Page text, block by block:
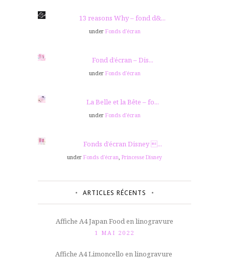
13 reasons Why – fond d&...
under Fonds d'écran
Fond d’écran – Dis...
under Fonds d'écran
La Belle et la Bête – fo...
under Fonds d'écran
Fonds d’écran Disney ...
under Fonds d'écran Princesse Disney
ARTICLES RÉCENTS
Affiche A4 Japan Food en linogravure
1 MAI 2022
Affiche A4 Limoncello en linogravure